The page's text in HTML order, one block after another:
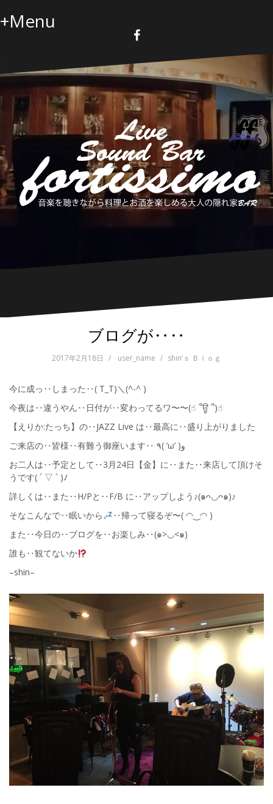
ン
へ
キ
+Menu
c
e
b
o
o
k
ブログが‥‥
2017年2月18日 user_name shin’ｓ Ｂｌｏｇ
今に成っ‥しまった‥( T_T)＼(^-^ )
今夜は‥違うやん‥日付が‥変わってるワ〜〜(☝︎ ՞ਊ ՞)☝︎
【えりか:たっち】の‥JAZZ Live は‥最高に‥盛り上がりました
ご来店の‥皆様‥有難う御座います‥ ٩( ‘ω’ )و
お二人は‥予定として‥3月24日【金】に‥また‥来店して頂けそ
うです( ´ ▽ ` )ﾉ
詳しくは‥また‥H/Pと‥F/B に‥アップしよう♪(๑ᴖ◡ᴖ๑)♪
そなこんなで‥眠いから
‥帰って寝るぞ〜( ◠‿◠ )
また‥今日の‥ブログを‥お楽しみ‥(๑>◡<๑)
誰も‥観てないか
–shin–